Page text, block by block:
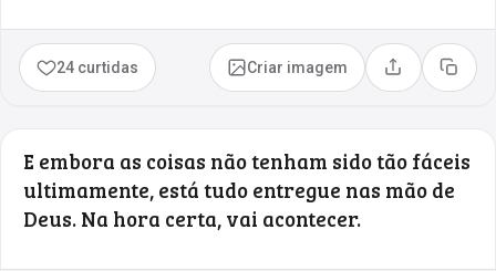
24 curtidas Criar imagem Compartilhar
Copiar
E embora as coisas não tenham sido tão fáceis
ultimamente, está tudo entregue nas mão de
Deus. Na hora certa, vai acontecer.